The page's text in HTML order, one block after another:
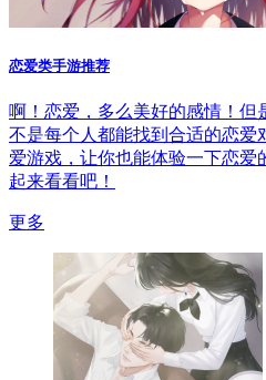
恋爱类手游推荐
啊！恋爱，多么美好的感情！
不是每个人都能找到合适的恋爱
爱游戏，让你也能体验一下恋爱
起来看看吧！
更多